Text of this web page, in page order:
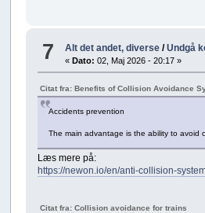
7 Alt det andet, diverse/Undgå
« Dato: 02, Maj 2026 - 20:17 »
Citat fra: Benefits of Collision Avoidance
Accidents prevention
The main advantage is the ability to avoid
Læs mere på:
https://newon.io/en/anti-collision-
Citat fra: Collision avoidance for trains